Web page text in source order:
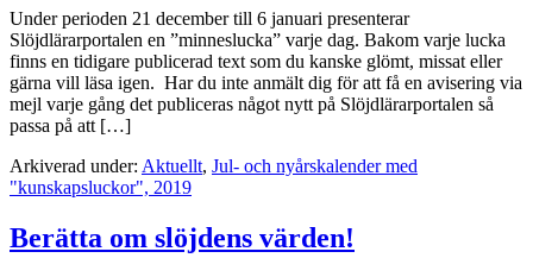
Under perioden 21 december till 6 januari presenterar
Slöjdlärarportalen en ”minneslucka” varje dag. Bakom varje lucka
finns en tidigare publicerad text som du kanske glömt, missat eller
gärna vill läsa igen. Har du inte anmält dig för att få en avisering via
mejl varje gång det publiceras något nytt på Slöjdlärarportalen så
passa på att […]
Arkiverad under: Aktuellt, Jul- och nyårskalender med
"kunskapsluckor", 2019
Berätta om slöjdens värden!